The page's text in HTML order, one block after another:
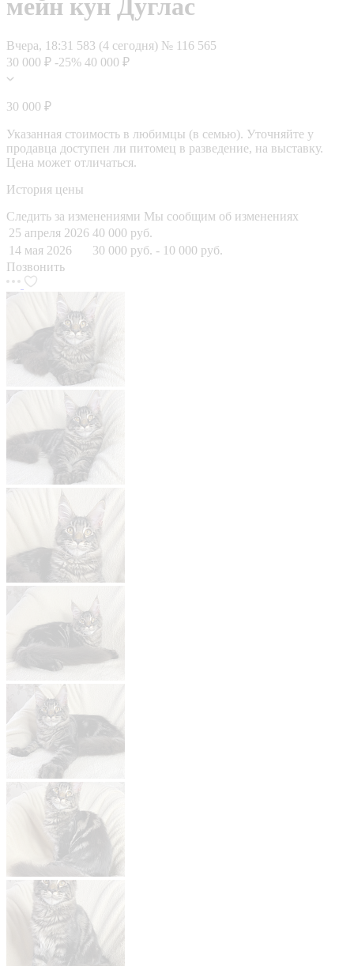
мейн кун Дуглас
Вчера, 18:31 583 (4 сегодня) № 116 565
30 000 ₽ -25% 40 000 ₽
30 000 ₽
Указанная стоимость в любимцы (в семью). Уточняйте у
продавца доступен ли питомец в разведение, на выставку.
Цена может отличаться.
История цены
Следить за изменениями Мы сообщим об изменениях
25 апреля 2026 40 000 руб.
14 мая 2026
30 000 руб. - 10 000 руб.
Позвонить